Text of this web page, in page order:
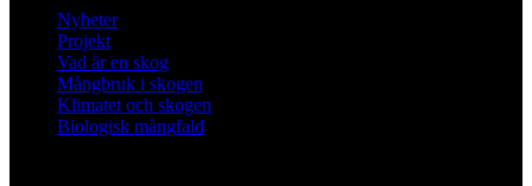
Nyheter
Projekt
Vad är en skog
Mångbruk i skogen
Klimatet och skogen
Biologisk mångfald